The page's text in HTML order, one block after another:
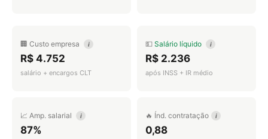
🏢 Custo empresa i
R$ 4.752
salário + encargos CLT
💵 Salário líquido i
R$ 2.236
após INSS + IR médio
📈 Amp. salarial i
87%
🔥 Índ. contratação i
0,88